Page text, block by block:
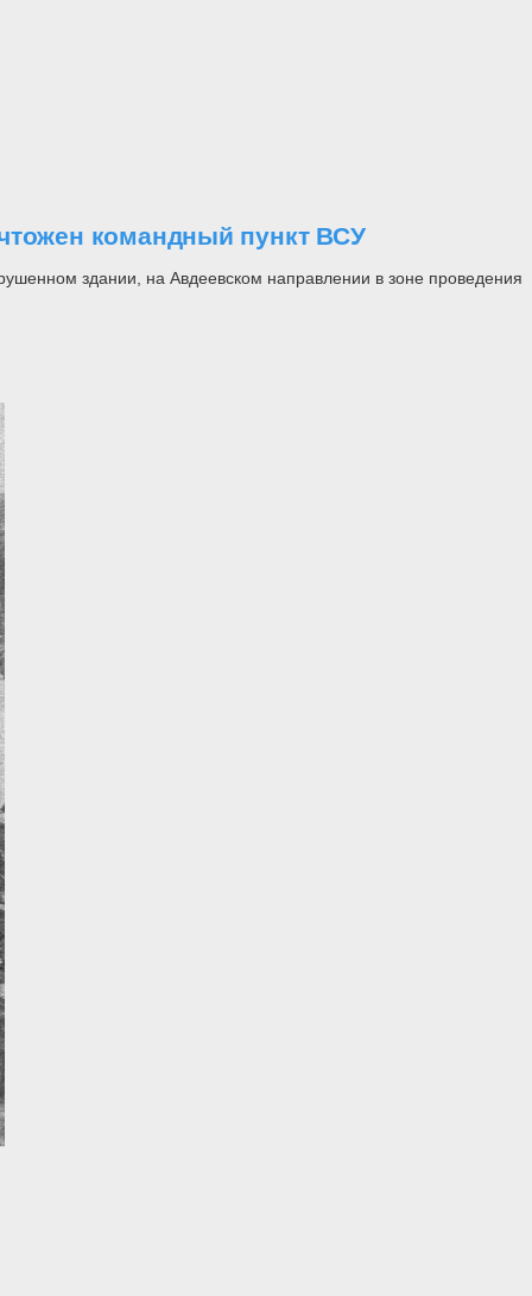
командный пункт ВСУ
здании, на Авдеевском направлении в зоне проведения